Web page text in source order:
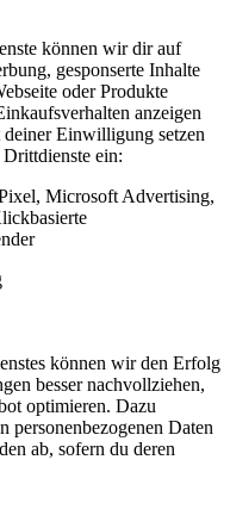
können wir dir auf
gesponserte Inhalte
oder Produkte
anzeigen
Einwilligung setzen
ein:
Microsoft Advertising,
können wir den Erfolg
besser nachvollziehen,
optimieren. Dazu
personenbezogenen Daten
ab, sofern du deren